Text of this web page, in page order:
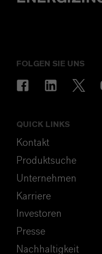
FOLGEN SIE UNS
QUICK LINKS
Kontakt
Produktsuche
Unternehmen
Karriere
Investoren
Presse
Nachhaltigkeit